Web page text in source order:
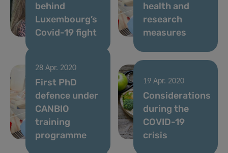
behind
Luxembourg’s
Covid-19 fight
health and
research
measures
28 Apr. 2020
First PhD
defence under
CANBIO
training
programme
19 Apr. 2020
Considerations
during the
COVID-19
crisis